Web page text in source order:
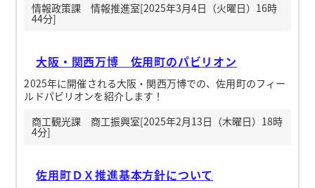
情報政策課 情報推進室[2025年3月4日（火曜日）16時
44分]
大阪・関西万博 佐用町のパビリオン
2025年に開催される大阪・関西万博での、佐用町のフィー
ルドパビリオンを紹介します！
商工観光課 商工振興室[2025年2月13日（木曜日）18時
4分]
佐用町ＤＸ推進基本方針について